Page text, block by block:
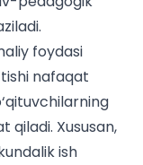
foydasi
nafaqat
qiladi. Xususan,
ish